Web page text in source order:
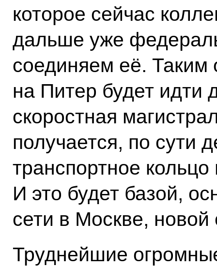
которое сейчас
дальше уже
соединяем её. Таким
на Питер будет идти
скоростная
получается, по сути
транспортное
И это будет базой,
сети в Москве, новой
Труднейшие